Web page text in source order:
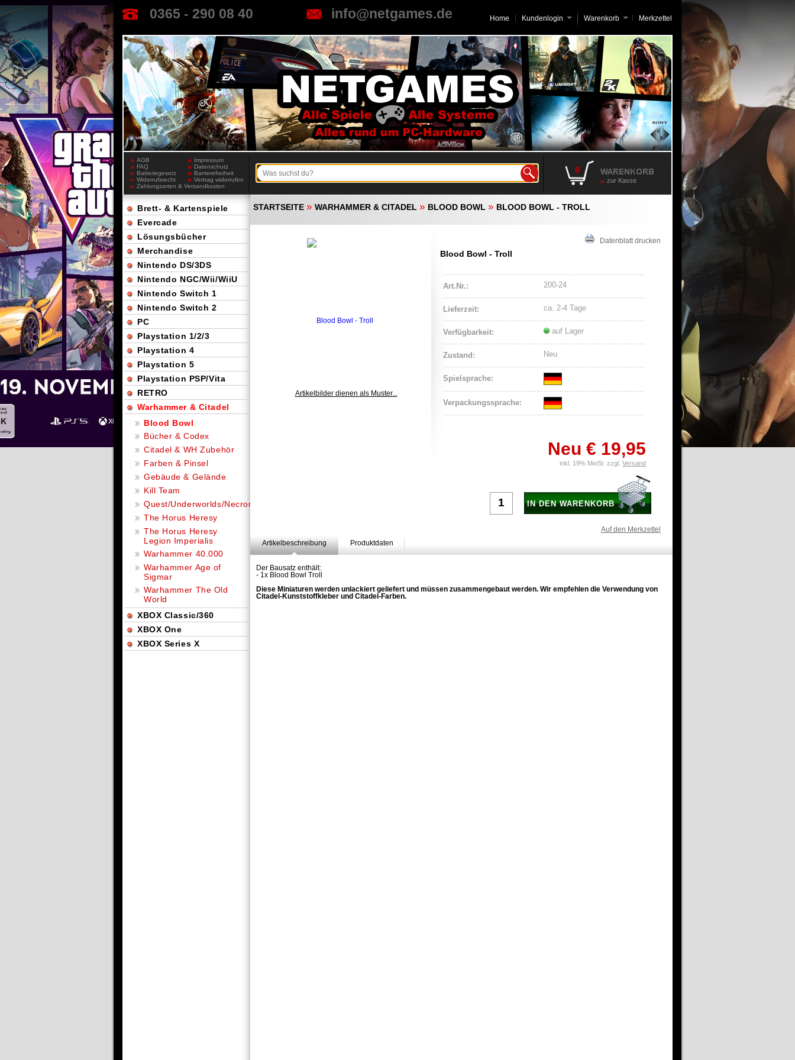
0365 - 290 08 40 info@netgames.de Home Kundenlogin Merkzettel
Warenkorb
AGB
Impressum
FAQ
Datenschutz
Batteriegesetz
Barrierefreiheit
Widerrufsrecht
Vertrag widerrufen
Zahlungsarten & Versandkosten
0
zur Kasse
STARTSEITE » WARHAMMER & CITADEL » BLOOD BOWL » BLOOD BOWL - TROLL
Artikelbilder dienen als Muster...
Datenblatt drucken
Blood Bowl - Troll
Art.Nr.: 200-24
Lieferzeit: ca. 2-4 Tage
Verfügbarkeit: auf Lager
Zustand: Neu
Spielsprache:
Verpackungssprache:
Neu € 19,95
inkl. 19% MwSt. zzgl. Versand
IN DEN WARENKORB
Auf den Merkzettel
Artikelbeschreibung
Produktdaten
Der Bausatz enthält:
- 1x Blood Bowl Troll
Diese Miniaturen werden unlackiert geliefert und müssen zusammengebaut werden. Wir empfehlen die Verwendung von
Citadel-Kunststoffkleber und Citadel-Farben.
Brett- & Kartenspiele
Evercade
Lösungsbücher
Merchandise
Nintendo DS/3DS
Nintendo NGC/Wii/WiiU
Nintendo Switch 1
Nintendo Switch 2
PC
Playstation 1/2/3
Playstation 4
Playstation 5
Playstation PSP/Vita
RETRO
Warhammer & Citadel
Blood Bowl
Bücher & Codex
Citadel & WH Zubehör
Farben & Pinsel
Gebäude & Gelände
Kill Team
Quest/Underworlds/Necromunda
The Horus Heresy
The Horus Heresy
Legion Imperialis
Warhammer 40.000
Warhammer Age of
Sigmar
Warhammer The Old
World
XBOX Classic/360
XBOX One
XBOX Series X